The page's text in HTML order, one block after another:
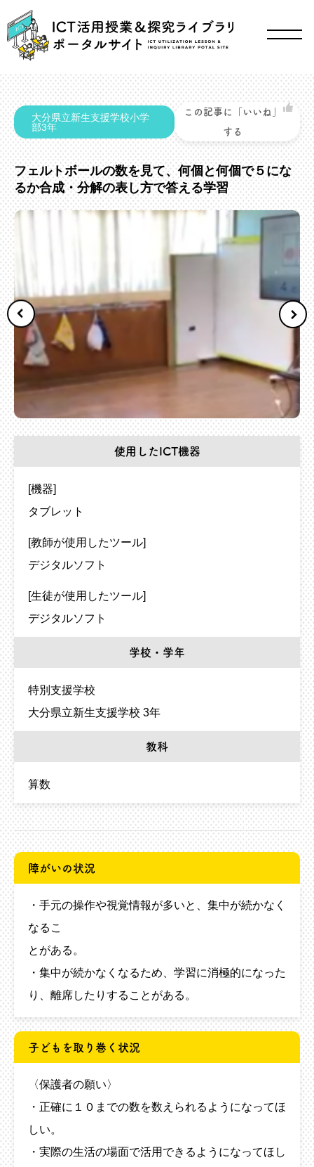
大分県立新生支援学校小学
部3年
この記事に「いいね」
する
フェルトボールの数を見て、何個と何個で５にな
るか合成・分解の表し方で答える学習
使用したICT機器
[機器]
タブレット
[教師が使用したツール]
デジタルソフト
[生徒が使用したツール]
デジタルソフト
学校・学年
特別支援学校
大分県立新生支援学校 3年
教科
算数
障がいの状況
・手元の操作や視覚情報が多いと、集中が続かなく
なるこ
とがある。
・集中が続かなくなるため、学習に消極的になった
り、離席したりすることがある。
子どもを取り巻く状況
〈保護者の願い〉
・正確に１０までの数を数えられるようになってほ
しい。
・実際の生活の場面で活用できるようになってほし